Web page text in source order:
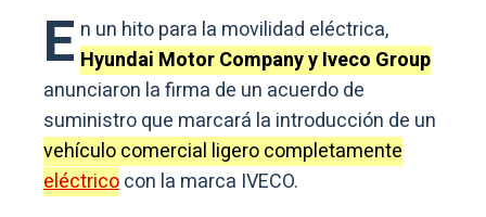
E n un hito para la movilidad eléctrica,
Hyundai Motor Company y Iveco Group
anunciaron la firma de un acuerdo de
suministro que marcará la introducción de un
vehículo comercial ligero completamente
eléctricocon la marca IVECO.